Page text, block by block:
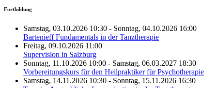
Fortbildung
Samstag, 03.10.2026 10:30 - Sonntag, 04.10.2026 16:00
Bartenieff Fundamentals in der Tanztherapie
Freitag, 09.10.2026 11:00
Supervision in Salzburg
Sonntag, 11.10.2026 10:00 - Samstag, 06.03.2027 18:30
Vorbereitungskurs für den Heilpraktiker für Psychotherapie
Samstag, 14.11.2026 10:30 - Sonntag, 15.11.2026 16:30